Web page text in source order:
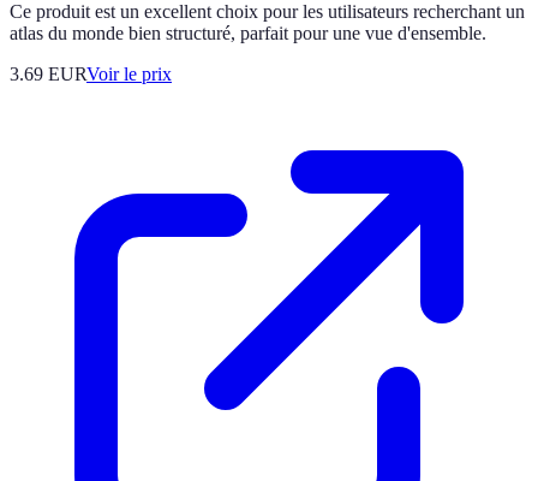
Ce produit est un excellent choix pour les utilisateurs recherchant un
atlas du monde bien structuré, parfait pour une vue d'ensemble.
3.69 EURVoir le prix